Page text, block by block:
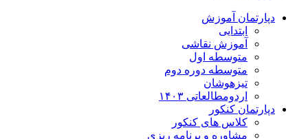
دپارتمان آموزش
ابتدایی
آموزش نقاشی
متوسطه اول
متوسطه دوره دوم
تیزهوشان
اردومطالعاتی ۱۴۰۳
دپارتمان کنکور
کلاس های کنکور
مشاوره و برنامه ریزی